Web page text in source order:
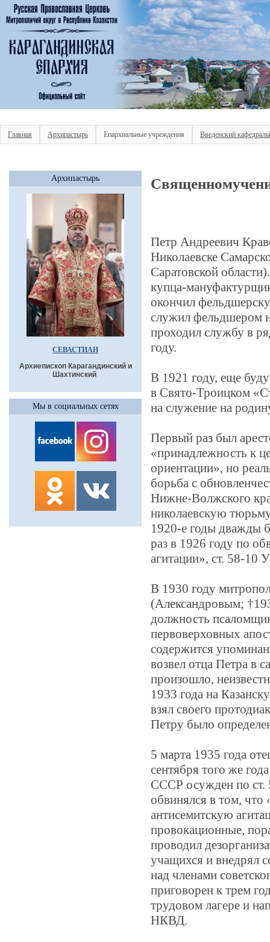
Главная Архипастырь Епархиальные учреждения Введенский
Архипастырь
СЕВАСТИАН
Архиепископ Карагандинский и
Шахтинский
Мы в социальных сетях
Петр Андреевич
Николаевске
Саратовской
купца-
окончил
служил фельдшером
проходил службу в
году.
В 1921 году, еще
в Свято-Троицком
на служение на
Первый раз был
«принадлежность к
ориентации», но
борьба с
Нижне-Волжского
николаевскую
1920-е годы дважды
раз в 1926 году по
агитации», ст. 58-
В 1930 году
(Александровым;
должность
первоверховных
содержится
возвел отца Петра в
произошло,
1933 года на
взял своего
Петру было
5 марта 1935 года
сентября того же
СССР осужден по
обвинялся в том, что
антисемитскую
провокационные,
проводил
учащихся и внедрял
над членами
приговорен к трем
трудовом лагере и
НКВД.